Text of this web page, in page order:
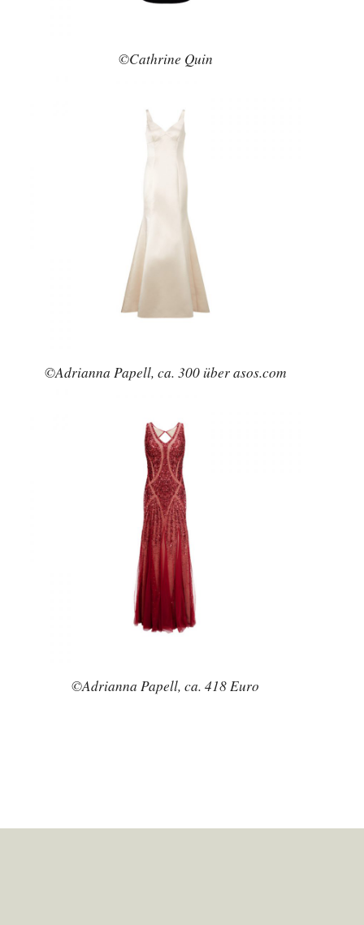
©Cathrine Quin
©Adrianna Papell, ca. 300 über asos.com
©Adrianna Papell, ca. 418 Euro